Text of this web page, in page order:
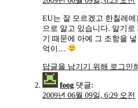
EU는 잘 모르겠고 한칠레
으로 알고 있습니다. 알기로
기 때문에 아예 그 조항을
억이…
답글을 남기기 위해 로그인
foog 댓글:
2009년 06월 09일, 6:29 오전